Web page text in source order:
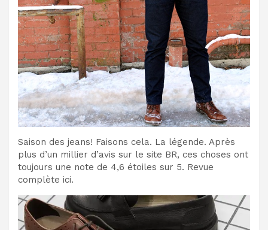
Saison des jeans! Faisons cela. La légende. Après
plus d’un millier d’avis sur le site BR, ces choses ont
toujours une note de 4,6 étoiles sur 5. Revue
complète ici.